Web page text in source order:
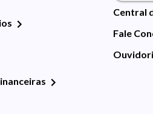
Central
Fale